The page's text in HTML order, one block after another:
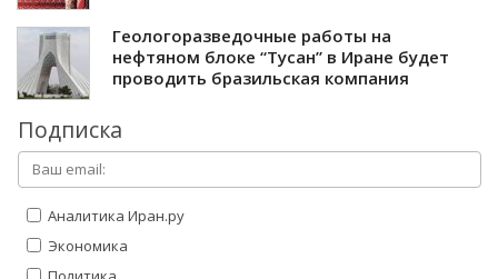
Геологоразведочные работы на
нефтяном блоке “Тусан” в Иране будет
проводить бразильская компания
Подписка
Аналитика Иран.ру
Экономика